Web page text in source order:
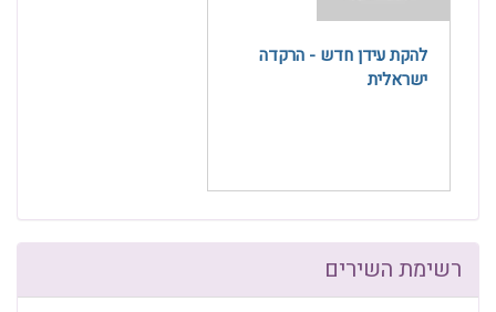
להקת עידן חדש - הרקדה
ישראלית
רשימת השירים